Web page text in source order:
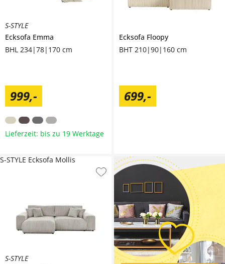
S-STYLE
Ecksofa Emma
BHL 234|78|170 cm
999,-
Lieferzeit: bis zu 19 Werktage
Ecksofa Floopy
BHT 210|90|160 cm
699,-
S-STYLE
S-STYLE Ecksofa Mollis